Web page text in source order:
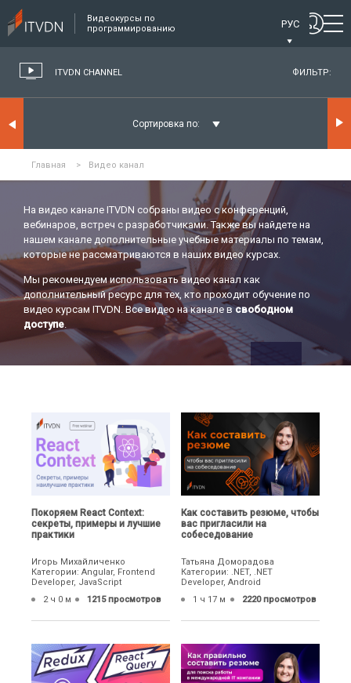
Видеокурсы по
программированию
РУС
ITVDN CHANNEL ФИЛЬТР:
Сортировка по:
Главная > Видео канал
На видео канале ITVDN собраны видео с конференций,
вебинаров, встреч с разработчиками. Также вы найдете на
нашем канале дополнительные учебные материалы по темам,
которые не рассматриваются в наших видео курсах.
Мы рекомендуем использовать видео канал как
дополнительный ресурс для тех, кто проходит обучение по
видео курсам ITVDN. Все видео на канале всвободном
доступе.
Покоряем React Context:
секреты, примеры и лучшие
практики
Игорь Михайличенко
Категории: Angular, Frontend
Developer, JavaScript
2 ч 0 м
1215 просмотров
Как составить резюме, чтобы
вас пригласили на
собеседование
Татьяна Доморадова
Категории: .NET, .NET
Developer, Android
1 ч 17 м
2220 просмотров